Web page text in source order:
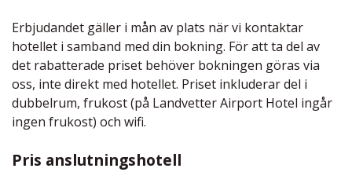
Erbjudandet gäller i mån av plats när vi kontaktar
hotellet i samband med din bokning. För att ta del av
det rabatterade priset behöver bokningen göras via
oss, inte direkt med hotellet. Priset inkluderar del i
dubbelrum, frukost (på Landvetter Airport Hotel ingår
ingen frukost) och wifi.
Pris anslutningshotell